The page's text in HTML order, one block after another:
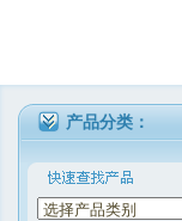
产品分类：